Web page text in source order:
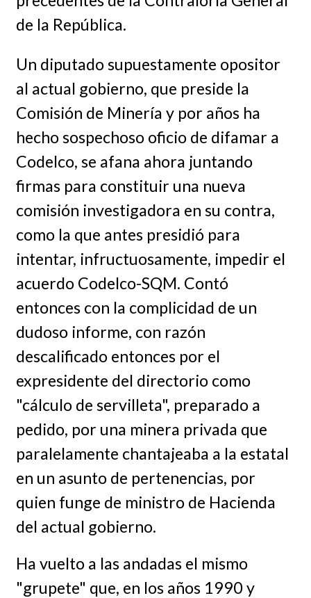
de la República.
Un diputado supuestamente opositor
al actual gobierno, que preside la
Comisión de Minería y por años ha
hecho sospechoso oficio de difamar a
Codelco, se afana ahora juntando
firmas para constituir una nueva
comisión investigadora en su contra,
como la que antes presidió para
intentar, infructuosamente, impedir el
acuerdo Codelco-SQM. Contó
entonces con la complicidad de un
dudoso informe, con razón
descalificado entonces por el
expresidente del directorio como
"cálculo de servilleta", preparado a
pedido, por una minera privada que
paralelamente chantajeaba a la estatal
en un asunto de pertenencias, por
quien funge de ministro de Hacienda
del actual gobierno.
Ha vuelto a las andadas el mismo
"grupete" que, en los años 1990 y